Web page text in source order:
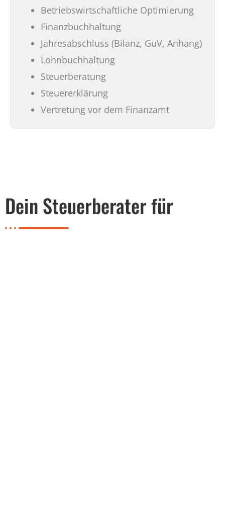
Betriebswirtschaftliche Optimierung
Finanzbuchhaltung
Jahresabschluss (Bilanz, GuV, Anhang)
Lohnbuchhaltung
Steuerberatung
Steuererklärung
Vertretung vor dem Finanzamt
Dein Steuerberater für